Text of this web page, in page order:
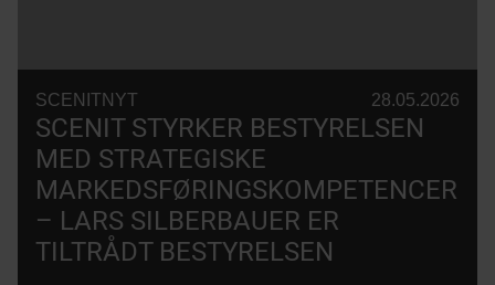
SCENITNYT 28.05.2026
SCENIT STYRKER BESTYRELSEN
MED STRATEGISKE
MARKEDSFØRINGSKOMPETENCER
– LARS SILBERBAUER ER
TILTRÅDT BESTYRELSEN